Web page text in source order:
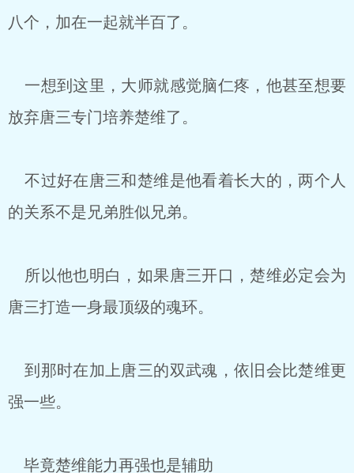
八个，加在一起就半百了。
一想到这里，大师就感觉脑仁疼，他甚至想要
放弃唐三专门培养楚维了。
不过好在唐三和楚维是他看着长大的，两个人
的关系不是兄弟胜似兄弟。
所以他也明白，如果唐三开口，楚维必定会为
唐三打造一身最顶级的魂环。
到那时在加上唐三的双武魂，依旧会比楚维更
强一些。
毕竟楚维能力再强也是辅助